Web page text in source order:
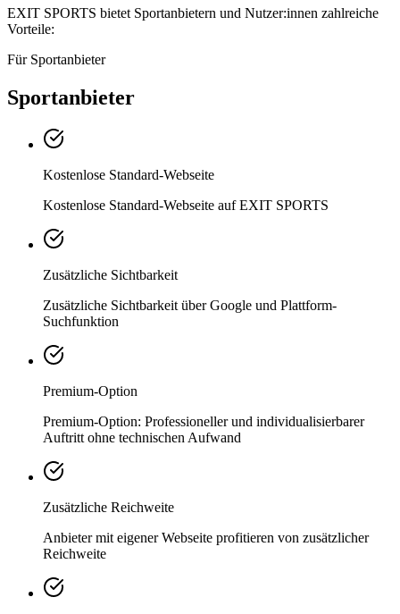
EXIT SPORTS bietet Sportanbietern und Nutzer:innen zahlreiche
Vorteile:
Für Sportanbieter
Sportanbieter
Kostenlose Standard-Webseite
Kostenlose Standard-Webseite auf EXIT SPORTS
Zusätzliche Sichtbarkeit
Zusätzliche Sichtbarkeit über Google und Plattform-
Suchfunktion
Premium-Option
Premium-Option: Professioneller und individualisierbarer
Auftritt ohne technischen Aufwand
Zusätzliche Reichweite
Anbieter mit eigener Webseite profitieren von zusätzlicher
Reichweite